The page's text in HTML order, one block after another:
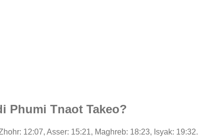
Phumi Tnaot Takeo?
12:07, Asser: 15:21, Maghreb: 18:23, Isyak: 19:32.